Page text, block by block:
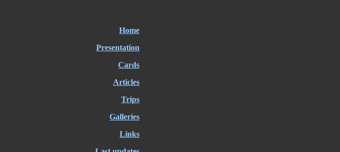
Home
Presentation
Cards
Articles
Trips
Galleries
Links